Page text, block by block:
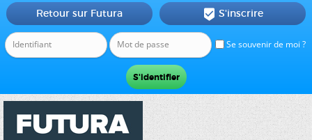
Se souvenir de moi ?
Retour sur Futura  S'inscrire